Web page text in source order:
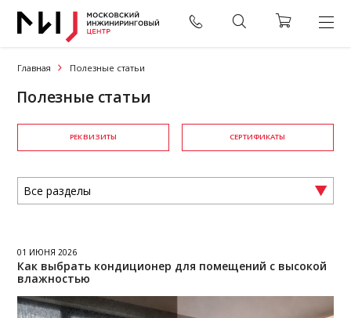
Главная Полезные статьи
Полезные статьи
РЕКВИЗИТЫ СЕРТИФИКАТЫ
01 ИЮНЯ 2026
Как выбрать кондиционер для помещений с высокой
влажностью